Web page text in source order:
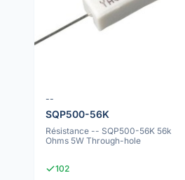
--
SQP500-56K
Résistance -- SQP500-56K 56k
Ohms 5W Through-hole
102